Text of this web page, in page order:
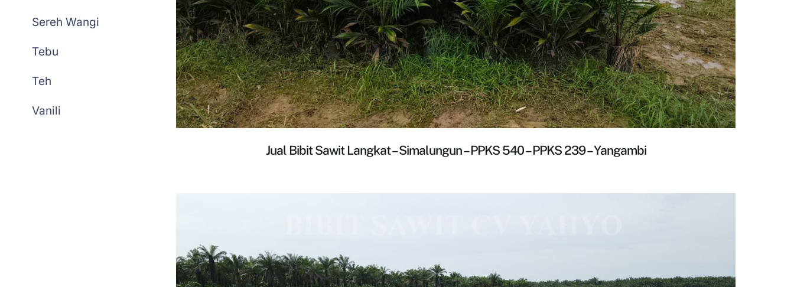
Sereh Wangi
Tebu
Teh
Vanili
Jual Bibit Sawit Langkat – Simalungun – PPKS 540 – PPKS 239 – Yangambi